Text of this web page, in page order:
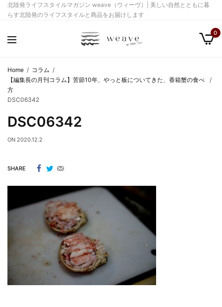
北陸発ライフスタイルマガジン weave（ウィーヴ）| 美しい自然とともに暮
らす北陸発のライフスタイルと商品をお届けします
0
Home
コラム
【編集長の月刊コラム】苦節10年、やっと板についてきた、香箱蟹の食べ
方
DSC06342
DSC06342
ON 2020.12.2
SHARE